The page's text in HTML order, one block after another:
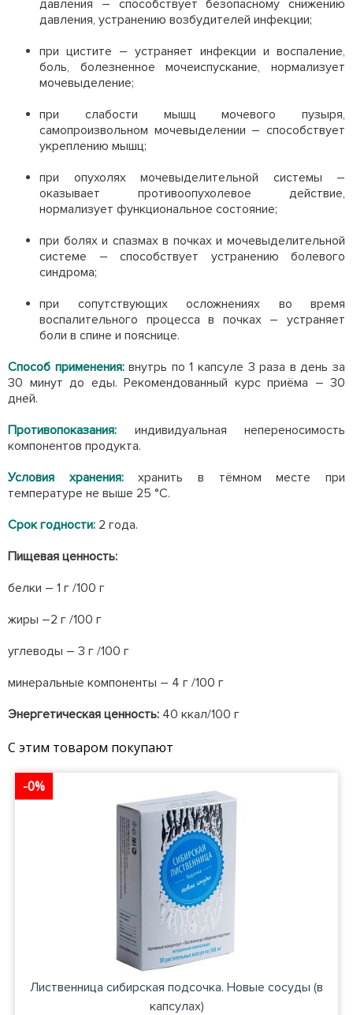
давления – способствует безопасному снижению
давления, устранению возбудителей инфекции;
при цистите – устраняет инфекции и воспаление,
боль, болезненное мочеиспускание, нормализует
мочевыделение;
при слабости мышц мочевого пузыря,
самопроизвольном мочевыделении – способствует
укреплению мышц;
при опухолях мочевыделительной системы –
оказывает противоопухолевое действие,
нормализует функциональное состояние;
при болях и спазмах в почках и мочевыделительной
системе – способствует устранению болевого
синдрома;
при сопутствующих осложнениях во время
воспалительного процесса в почках – устраняет
боли в спине и пояснице.
Способ применения: внутрь по 1 капсуле 3 раза в день за
30 минут до еды. Рекомендованный курс приёма – 30
дней.
Противопоказания:
индивидуальная непереносимость
компонентов продукта.
Условия хранения:хранить в тёмном месте при
температуре не выше 25 °С.
Срок годности: 2 года.
Пищевая ценность:
белки – 1 г /100 г
жиры –2 г /100 г
углеводы – 3 г /100 г
минеральные компоненты – 4 г /100 г
Энергетическая ценность: 40 ккал/100 г
С этим товаром покупают
-0%
Лиственница сибирская подсочка. Новые сосуды (в
капсулах)